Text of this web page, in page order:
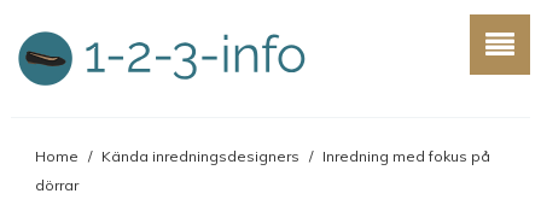
Home / Kända inredningsdesigners / Inredning med fokus på
dörrar